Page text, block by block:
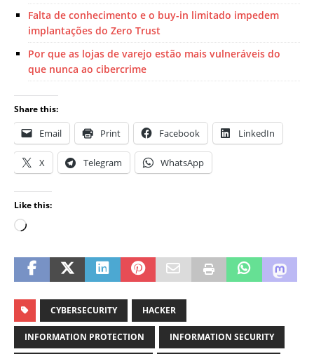
Falta de conhecimento e o buy-in limitado impedem
implantações do Zero Trust
Por que as lojas de varejo estão mais vulneráveis ​​do
que nunca ao cibercrime
Share this:
Email Print Facebook LinkedIn
X Telegram WhatsApp
Like this:
CYBERSECURITY HACKER
INFORMATION PROTECTION INFORMATION SECURITY